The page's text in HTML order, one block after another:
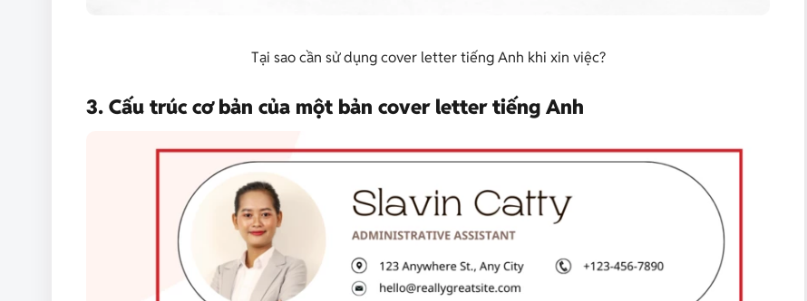
Tại sao cần sử dụng cover letter tiếng Anh khi xin việc?
3. Cấu trúc cơ bản của một bản cover letter tiếng Anh